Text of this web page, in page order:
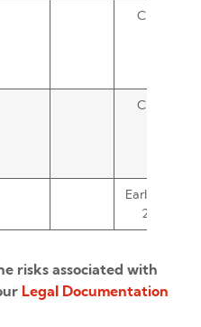
Closed
Closed
Early Close
20:00
risks associated with
Legal Documentation